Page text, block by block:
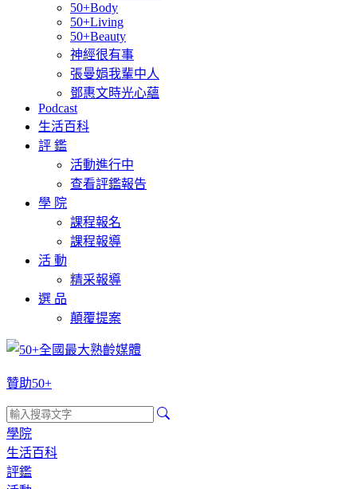
50+Body
50+Living
50+Beauty
神經很有事
張曼娟我輩中人
鄧惠文時光心蘊
Podcast
生活百科
評 鑑
活動進行中
查看評鑑報告
學 院
課程報名
課程報導
活 動
精采報導
選 品
顛覆提案
贊助50+
學院
生活百科
評鑑